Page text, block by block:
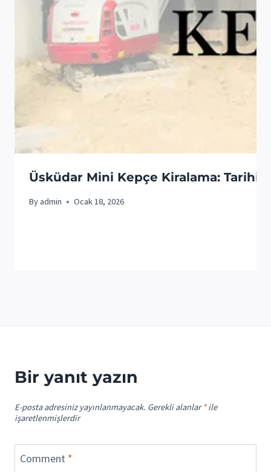
Üsküdar Mini Kepçe Kiralama: Tarihi
Byadmin Ocak 18, 2026
Bir yanıt yazın
E-posta adresiniz yayınlanmayacak. Gerekli alanlar *ile
işaretlenmişlerdir
Comment *